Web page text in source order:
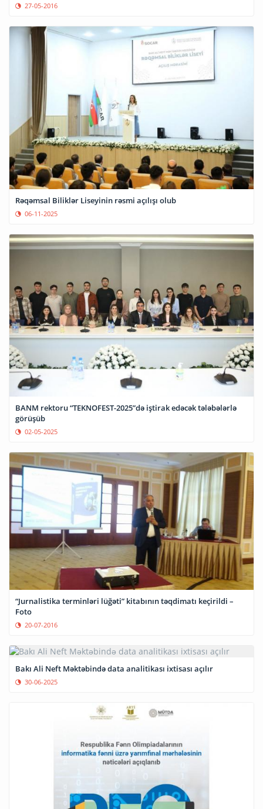
27-05-2016
Rəqəmsal Biliklər Liseyinin rəsmi açılışı olub
06-11-2025
BANM rektoru “TEKNOFEST-2025”də iştirak edəcək tələbələrlə
görüşüb
02-05-2025
“Jurnalistika terminləri lüğəti” kitabının təqdimatı keçirildi –
Foto
20-07-2016
Bakı Ali Neft Məktəbində data analitikası ixtisası açılır
30-06-2025